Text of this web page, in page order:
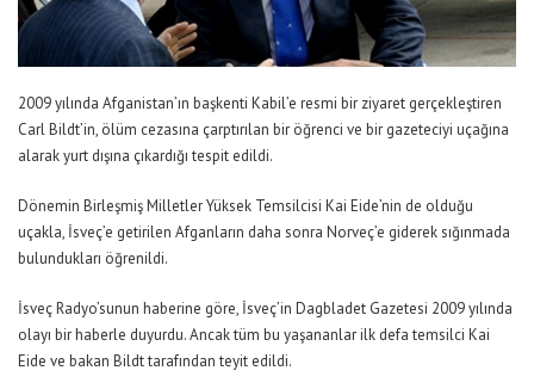
2009 yılında Afganistan’ın başkenti Kabil’e resmi bir ziyaret gerçekleştiren
Carl Bildt’in, ölüm cezasına çarptırılan bir öğrenci ve bir gazeteciyi uçağına
alarak yurt dışına çıkardığı tespit edildi.
Dönemin Birleşmiş Milletler Yüksek Temsilcisi Kai Eide’nin de olduğu
uçakla, İsveç’e getirilen Afganların daha sonra Norveç’e giderek sığınmada
bulundukları öğrenildi.
İsveç Radyo’sunun haberine göre, İsveç’in Dagbladet Gazetesi 2009 yılında
olayı bir haberle duyurdu. Ancak tüm bu yaşananlar ilk defa temsilci Kai
Eide ve bakan Bildt tarafından teyit edildi.